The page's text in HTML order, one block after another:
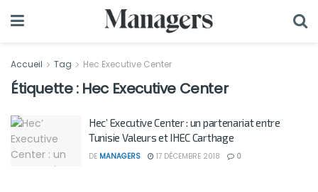
Accueil Tag Hec Executive Center
Étiquette : Hec Executive Center
Hec’ Executive Center : un partenariat entre
Tunisie Valeurs et IHEC Carthage
DE MANAGERS 17 DÉCEMBRE 2018 0